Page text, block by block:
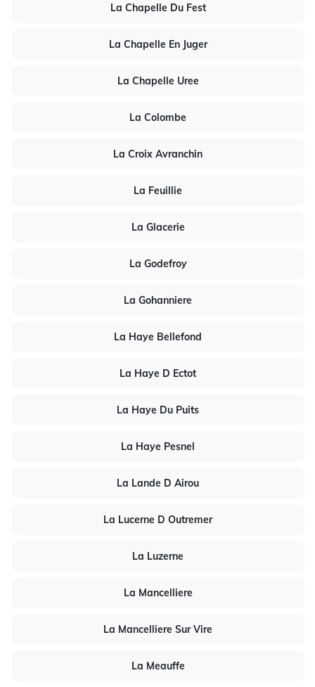
La Chapelle Du Fest
La Chapelle En Juger
La Chapelle Uree
La Colombe
La Croix Avranchin
La Feuillie
La Glacerie
La Godefroy
La Gohanniere
La Haye Bellefond
La Haye D Ectot
La Haye Du Puits
La Haye Pesnel
La Lande D Airou
La Lucerne D Outremer
La Luzerne
La Mancelliere
La Mancelliere Sur Vire
La Meauffe